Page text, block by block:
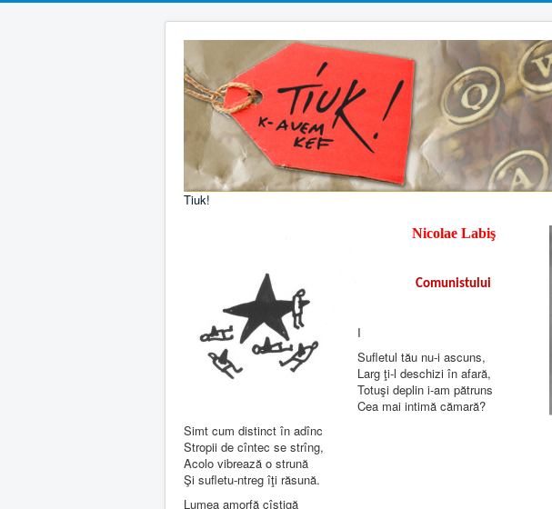
Tiuk!
Nicolae Labiş
Comunistului
I
Sufletul tău nu-i ascuns,
Larg ţi-l deschizi în afară,
Totuşi deplin i-am pătruns
Cea mai intimă cămară?
Simt cum distinct în adînc
Stropii de cîntec se strîng,
Acolo vibrează o strună
Şi sufletu-ntreg îţi răsună.
Lumea amorfă cîştigă